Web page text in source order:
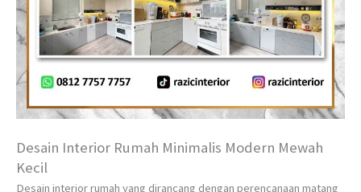
Desain Interior Rumah Minimalis Modern Mewah
Kecil
Desain interior rumah yang dirancang dengan perencanaan matang